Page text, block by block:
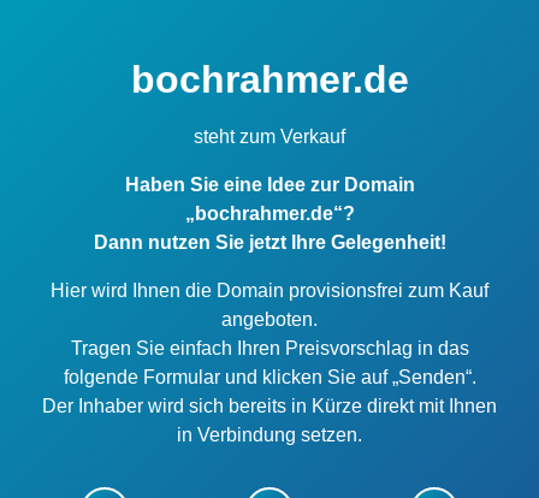
bochrahmer.de
steht zum Verkauf
Haben Sie eine Idee zur Domain
„bochrahmer.de“?
Dann nutzen Sie jetzt Ihre Gelegenheit!
Hier wird Ihnen die Domain provisionsfrei zum Kauf
angeboten.
Tragen Sie einfach Ihren Preisvorschlag in das
folgende Formular und klicken Sie auf „Senden“.
Der Inhaber wird sich bereits in Kürze direkt mit Ihnen
in Verbindung setzen.